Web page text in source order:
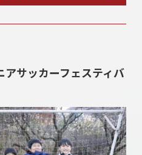
サッカーフェスティバ